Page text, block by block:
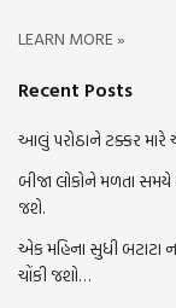
LEARN MORE »
Recent Posts
આલું પરોઠાને ટક્કર મારે
બીજા લોકોને મળતા સમયે
જશે.
એક મહિના સુધી બટાટા
ચોંકી જશો…